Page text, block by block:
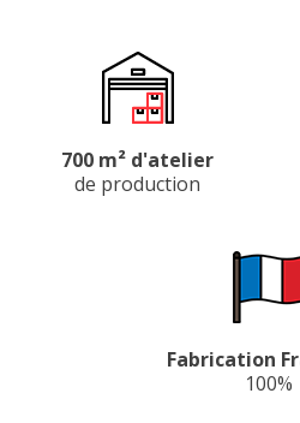
700 m² d'atelier
de production
Fabrication
100%